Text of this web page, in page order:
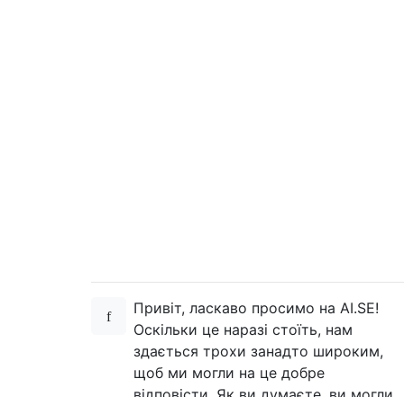
Привіт, ласкаво просимо на AI.SE!
Оскільки це наразі стоїть, нам
здається трохи занадто широким,
щоб ми могли на це добре